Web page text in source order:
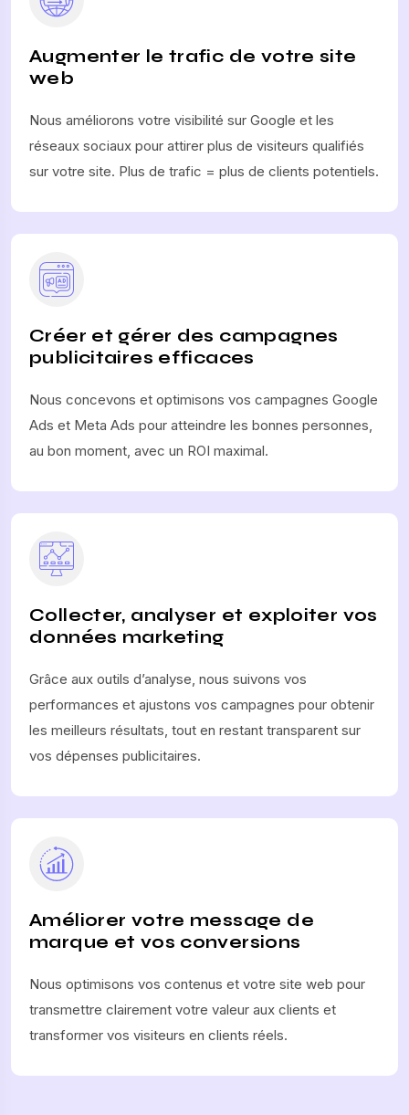
Augmenter le trafic de votre site
web
Nous améliorons votre visibilité sur Google et les
réseaux sociaux pour attirer plus de visiteurs qualifiés
sur votre site. Plus de trafic = plus de clients potentiels.
Créer et gérer des campagnes
publicitaires efficaces
Nous concevons et optimisons vos campagnes Google
Ads et Meta Ads pour atteindre les bonnes personnes,
au bon moment, avec un ROI maximal.
Collecter, analyser et exploiter vos
données marketing
Grâce aux outils d’analyse, nous suivons vos
performances et ajustons vos campagnes pour obtenir
les meilleurs résultats, tout en restant transparent sur
vos dépenses publicitaires.
Améliorer votre message de
marque et vos conversions
Nous optimisons vos contenus et votre site web pour
transmettre clairement votre valeur aux clients et
transformer vos visiteurs en clients réels.